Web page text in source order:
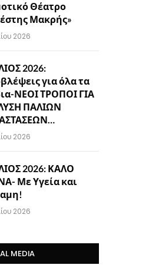
Θέατρο
Μακρής»
2026
2026:
για όλα τα
ΝΕΟΙ ΤΡΟΠΟΙ ΓΙΑ
ΠΑΛΙΩΝ
2026
2026: ΚΑΛΟ
Με Υγεία και
2026
MEDIA